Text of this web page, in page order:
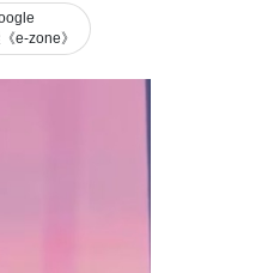
e-zone》